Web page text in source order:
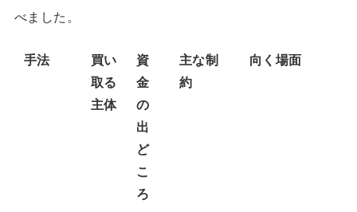
べました。
手法
買い
取る
主体
資
金
の
出
ど
こ
ろ
主な制
約
向く場面